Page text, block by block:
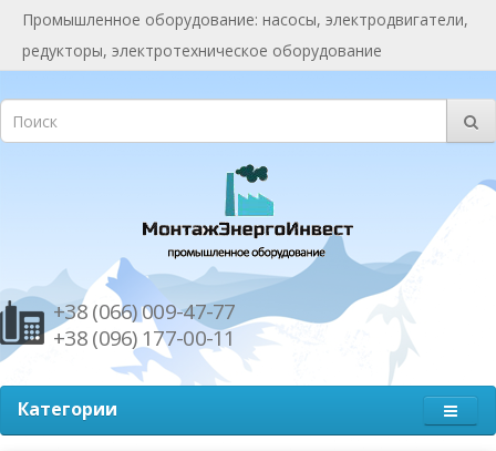
Промышленное оборудование: насосы, электродвигатели,
редукторы, электротехническое оборудование
+38 (066) 009-47-77
+38 (096) 177-00-11
Категории